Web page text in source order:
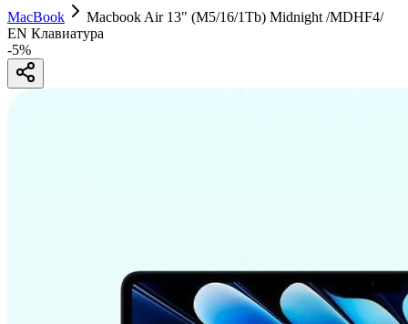
MacBook
Macbook Air 13" (M5/16/1Tb) Midnight /MDHF4/
EN Клавиатура
-5%